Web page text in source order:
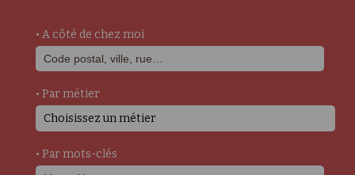
• A côté de chez moi
• Par métier
Choisissez un métier
• Par mots-clés